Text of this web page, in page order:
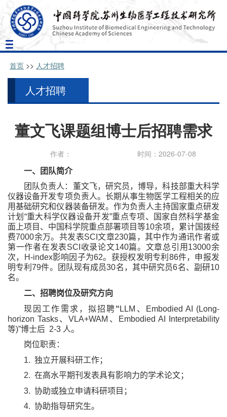
Toggle
navigation
首页 >> 人才招聘
人才招聘
董文飞课题组博士后招聘需求
作者： 时间：2026-07-08
一、团队简介
团队负责人：董文飞，研究员，博导，科技部重大科学
仪器设备开发专项负责人。长期从事生物医学工程相关的应
用基础研究和仪器装备研发。作为负责人主持国家重点研发
计划“重大科学仪器设备开发”重点专项、国家自然科学基金
面上项目、中国科学院重点部署项目等10余项，累计国拨经
费7000余万。共发表SCI 文章230篇，其中作为通讯作者或
第一作者在发表SCI 收录论文140篇。文章总引用 13000余
次，
H-index影响因子为62。获授权发明专利 86件，申报发
明专利79件。团队现有成员30名，其中研究员6名、副研10
名。
二、招聘岗位及研究方向
现因工作需求，拟招聘“ LLM 、
Embodied AI (Long-
horizon Tasks、VLA+WAM 、
Embodied AI Interpretability
等)”博士后 2-3 人。
岗位职责：
1. 独立开展科研工作；
2. 在高水平期刊发表具有影响力的学术论文；
3. 协助或独立申请科研项目；
4. 协助指导研究生。